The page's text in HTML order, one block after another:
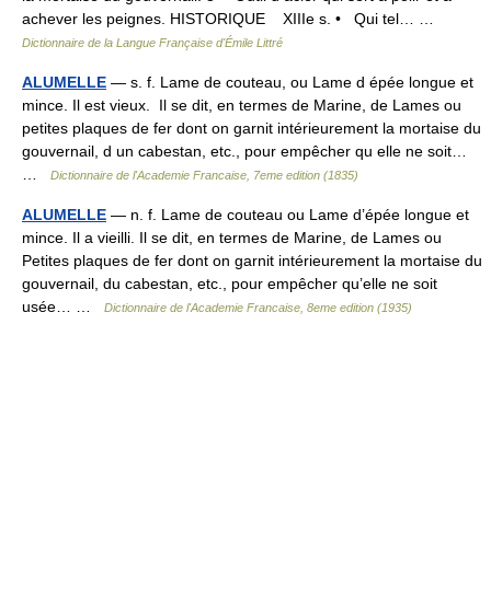
achever les peignes. HISTORIQUE XIIIe s. • Qui tel… …
Dictionnaire de la Langue Française d'Émile Littré
ALUMELLE — s. f. Lame de couteau, ou Lame d épée longue et
mince. Il est vieux. Il se dit, en termes de Marine, de Lames ou
petites plaques de fer dont on garnit intérieurement la mortaise du
gouvernail, d un cabestan, etc., pour empêcher qu elle ne soit…
Dictionnaire de l'Academie Francaise, 7eme edition (1835)
ALUMELLE — n. f. Lame de couteau ou Lame d’épée longue et
mince. Il a vieilli. Il se dit, en termes de Marine, de Lames ou
Petites plaques de fer dont on garnit intérieurement la mortaise du
gouvernail, du cabestan, etc., pour empêcher qu’elle ne soit
usée… …
Dictionnaire de l'Academie Francaise, 8eme edition (1935)